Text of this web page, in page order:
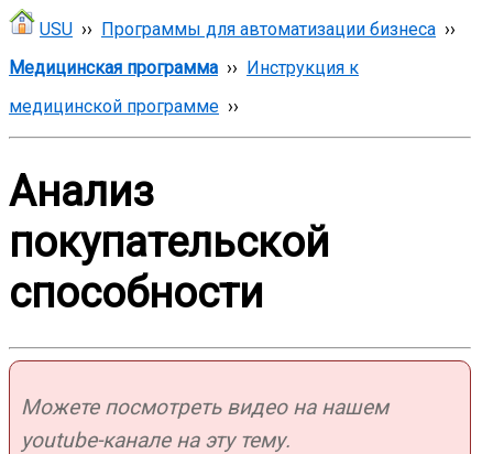
USU ›› Программы для автоматизации бизнеса ››
Медицинская программа ›› Инструкция к
медицинской программе ››
Анализ
покупательской
способности
Можете посмотреть видео на нашем
youtube-канале на эту тему.